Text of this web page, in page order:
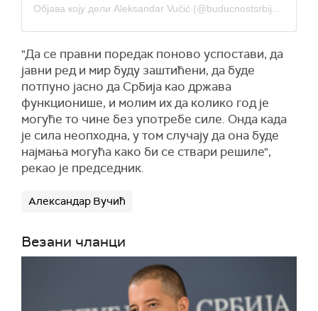
"Да се правни поредак поново успостави, да
јавни ред и мир буду заштићени, да буде
потпуно јасно да Србија као држава
функционише, и молим их да колико год је
могуће то чине без употребе силе. Онда када
је сила неопходна, у том случају да она буде
најмања могућа како би се ствари решиле",
рекао је председник.
Александар Вучић
Везани чланци